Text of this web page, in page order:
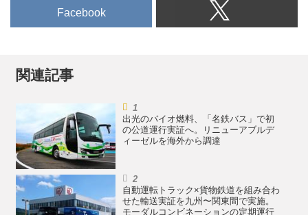
Facebook
関連記事
出光のバイオ燃料、「名鉄バス」で初
の公道運行実証へ。リニューアブルデ
ィーゼルを海外から調達
自動運転トラック×貨物鉄道を組み合わ
せた輸送実証を九州〜関東間で実施。
モーダルコンビネーションの定期運行